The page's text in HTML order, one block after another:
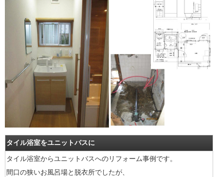
タイル浴室をユニットバスに
タイル浴室からユニットバスへのリフォーム事例です。
間口の狭いお風呂場と脱衣所でしたが、